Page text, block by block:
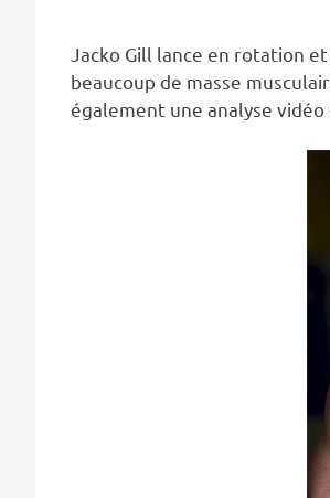
Jacko Gill lance en rotation
beaucoup de masse
également une analyse